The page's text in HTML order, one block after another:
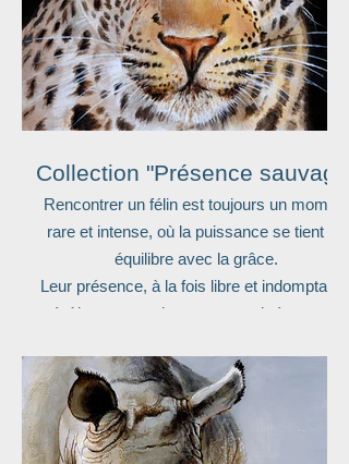
Collection "Présence sauvage"
Rencontrer un félin est toujours un moment
rare et intense, où la puissance se tient en
équilibre avec la grâce.
Leur présence, à la fois libre et indomptable,
révèle une part du sauvage qui résonne en